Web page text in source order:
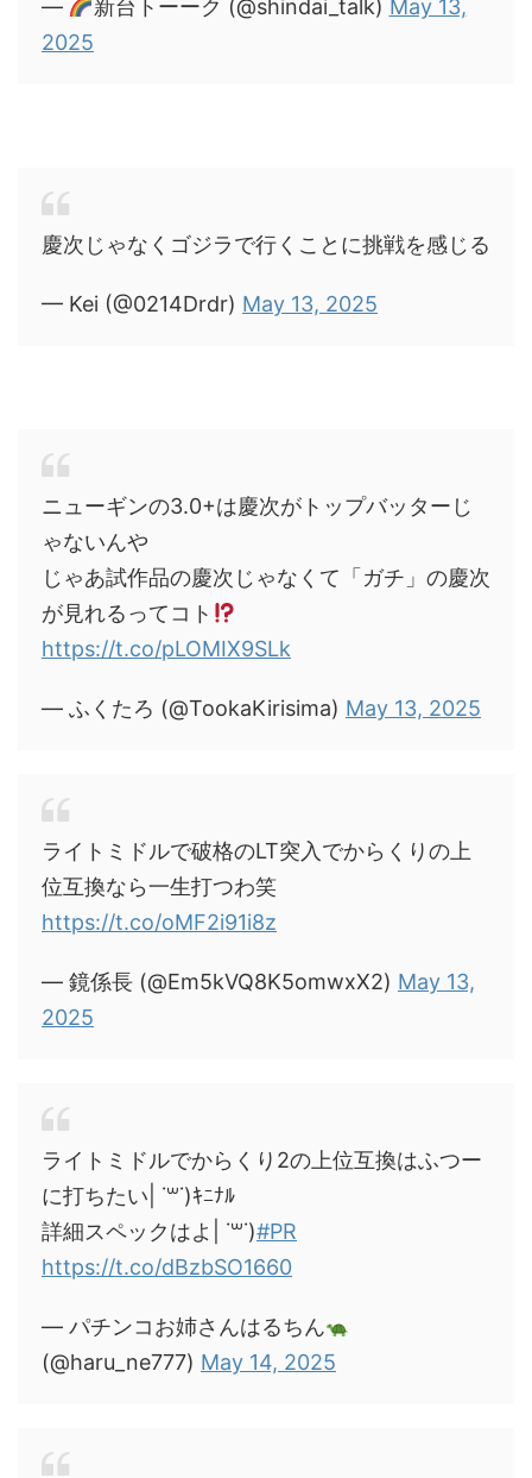
— 新台トーーク (@shindai_talk) May 13,
2025
慶次じゃなくゴジラで行くことに挑戦を感じる
— Kei (@0214Drdr) May 13, 2025
ニューギンの3.0+は慶次がトップバッターじ
ゃないんや
じゃあ試作品の慶次じゃなくて「ガチ」の慶次
が見れるってコト
https://t.co/pLOMIX9SLk
— ふくたろ (@TookaKirisima) May 13, 2025
ライトミドルで破格のLT突入でからくりの上
位互換なら一生打つわ笑
https://t.co/oMF2i91i8z
— 鏡係長 (@Em5kVQ8K5omwxX2) May 13,
2025
ライトミドルでからくり2の上位互換はふつー
に打ちたい| ˙꒳​˙)ｷﾆﾅﾙ
詳細スペックはよ| ˙꒳​˙)#PR
https://t.co/dBzbSO1660
— パチンコお姉さんはるちん
(@haru_ne777) May 14, 2025